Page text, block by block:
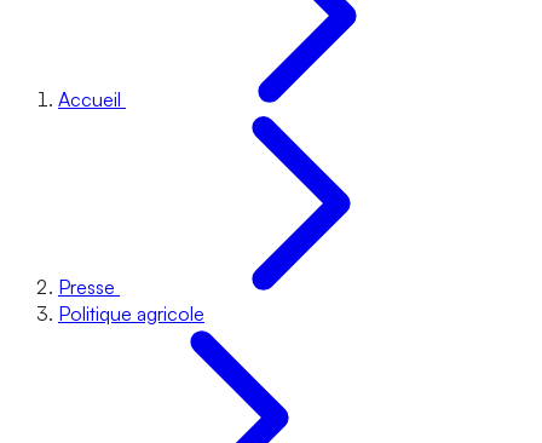
Accueil
Presse
Politique agricole